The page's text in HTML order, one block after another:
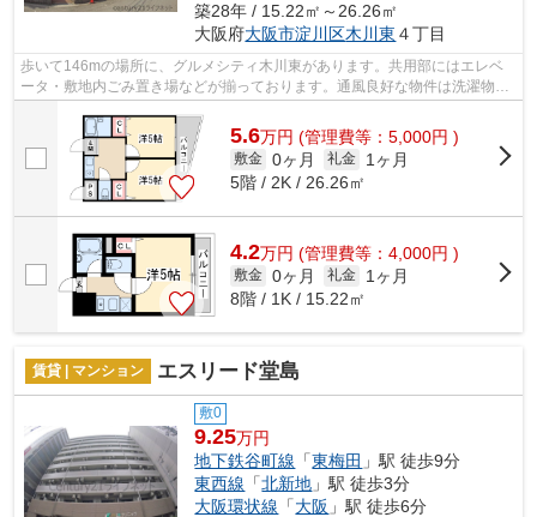
築28年 / 15.22㎡～26.26㎡
大阪府大阪市淀川区木川東 ４丁目
歩いて146mの場所に、グルメシティ木川東があります。共用部にはエレベ
ータ・敷地内ごみ置き場などが揃っております。通風良好な物件は洗濯物も
5.6万円 (管理費等：5,000円 )
敷金 0ヶ月 礼金
1ヶ月
5階 / 2K / 26.26㎡
4.2万円 (管理費等：4,000円 )
敷金 0ヶ月 礼金
1ヶ月
8階 / 1K / 15.22㎡
賃貸 | マンション エスリード堂島
敷0
9.25万円
地下鉄谷町線 「東梅田 」駅 徒歩9分
東西線 「北新地 」駅 徒歩3分
大阪環状線 「大阪 」駅 徒歩6分